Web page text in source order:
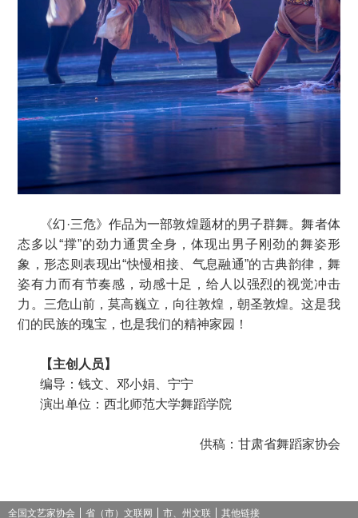
《幻·三危》作品为一部敦煌题材的男子群舞。舞者体
态多以“撑”的劲力通贯全身，体现出男子刚劲的舞姿形
象，形态则表现出“快慢相接、气息融通”的古典韵律，舞
姿有力而有节奏感，动感十足，给人以强烈的视觉冲击
力。三危山前，莫高巍立，向往敦煌，朝圣敦煌。这是我
们的民族的瑰宝，也是我们的精神家园！
【主创人员】
编导：钱文、邓小娟、宁宁
演出单位：西北师范大学舞蹈学院
供稿：甘肃省舞蹈家协会
全国文艺家协会 省（市）文联网 市、州文联 其他链接